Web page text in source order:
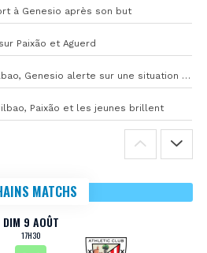
à Genesio après son but
Paixão et Aguerd
Malgré la victoire contre Bilbao, Genesio alerte sur une situation « pas idéale »
Paixão et les jeunes brillent
MATCHS
DIM 9 AOÛT
17H30